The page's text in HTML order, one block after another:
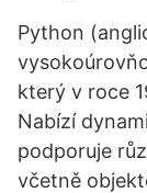
Python
který v roce
Nabízí
podporuje
včetně